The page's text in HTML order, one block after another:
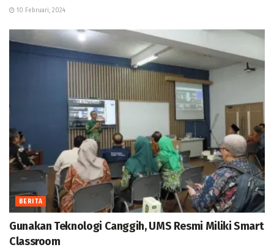
10 Februari, 2024
BERITA
Gunakan Teknologi Canggih, UMS Resmi Miliki Smart
Classroom